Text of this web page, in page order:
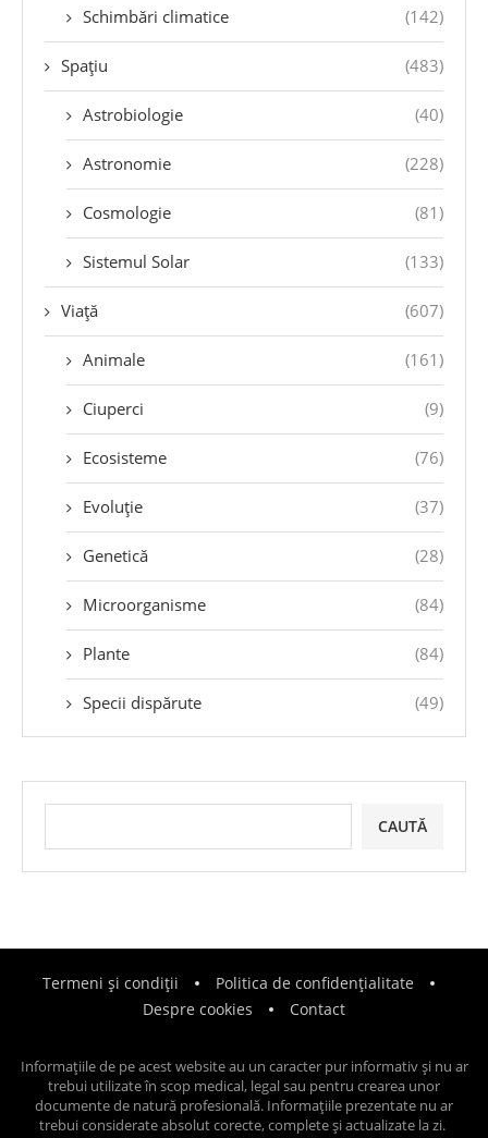
Schimbări climatice (142)
Spațiu (483)
Astrobiologie (40)
Astronomie (228)
Cosmologie (81)
Sistemul Solar (133)
Viață (607)
Animale (161)
Ciuperci (9)
Ecosisteme (76)
Evoluție (37)
Genetică (28)
Microorganisme (84)
Plante (84)
Specii dispărute (49)
CAUTĂ
Termeni și condiții
Politica de confidențialitate
Despre cookies
Contact
Informațiile de pe acest website au un caracter pur informativ și nu ar
trebui utilizate în scop medical, legal sau pentru crearea unor
documente de natură profesională. Informațiile prezentate nu ar
trebui considerate absolut corecte, complete și actualizate la zi.